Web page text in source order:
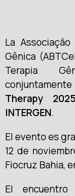
La
Gênica
Terapia
Therapy
INTERGEN.
El evento es
12 de
Fiocruz Bahia,
El